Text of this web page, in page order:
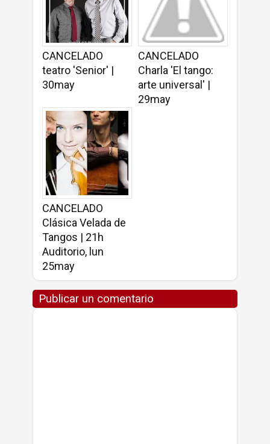
CANCELADO
teatro 'Senior' |
30may
CANCELADO
Charla 'El tango:
arte universal' |
29may
CANCELADO
Clásica Velada de
Tangos | 21h
Auditorio, lun
25may
Publicar un comentario